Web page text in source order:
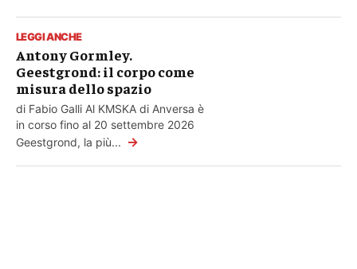
LEGGI ANCHE
Antony Gormley.
Geestgrond: il corpo come
misura dello spazio
di Fabio Galli Al KMSKA di Anversa è
in corso fino al 20 settembre 2026
Geestgrond, la più... →